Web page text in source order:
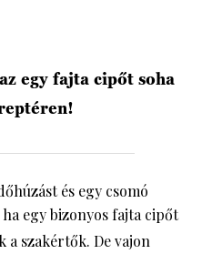
egy fajta cipőt soha
és egy csomó
egy bizonyos fajta cipőt
a szakértők. De vajon